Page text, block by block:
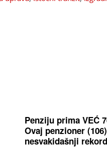
Penziju prima VEĆ
Ovaj penzioner
nesvakidašnji rekord